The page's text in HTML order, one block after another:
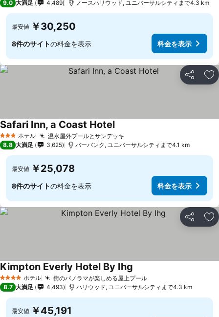
9.0 大満足 4,489 ノースハリウッド, ユニバーサルシティまで4.3 km
最安値 ￥30,250
8件のサイトの料金を表示 料金を表示
シェア お
3 ホテルのランク
ホテル 温水屋外プールとサンデッキ
Safari Inn, a Coast Hotel
8.8 大満足 3,625 バーバンク, ユニバーサルシティまで4.1 km
最安値 ￥25,078
8件のサイトの料金を表示 料金を表示
シェア お
4 ホテルのランク
ホテル 街のパノラマが楽しめる屋上プール
Kimpton Everly Hotel By Ihg
8.7 大満足 4,493 ハリウッド, ユニバーサルシティまで4.3 km
最安値 ￥45,191